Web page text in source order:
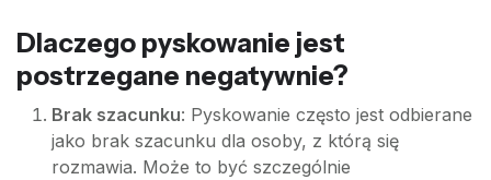
Dlaczego pyskowanie jest
postrzegane negatywnie?
Brak szacunku: Pyskowanie często jest odbierane
jako brak szacunku dla osoby, z którą się
rozmawia. Może to być szczególnie